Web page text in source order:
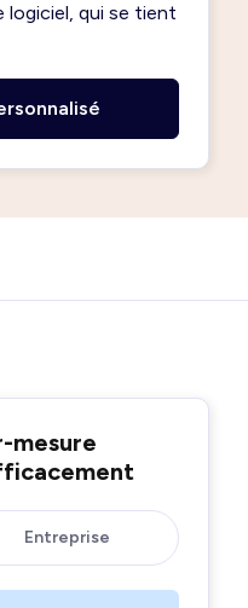
logiciel, qui se tient
mesure
Entreprise